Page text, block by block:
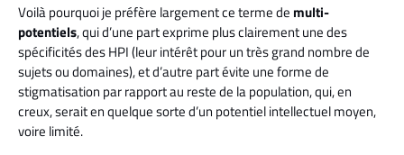
Voilà pourquoi je préfère largement ce terme de multi-
potentiels, qui d’une part exprime plus clairement une des
spécificités des HPI (leur intérêt pour un très grand nombre de
sujets ou domaines), et d’autre part évite une forme de
stigmatisation par rapport au reste de la population, qui, en
creux, serait en quelque sorte d’un potentiel intellectuel moyen,
voire limité.